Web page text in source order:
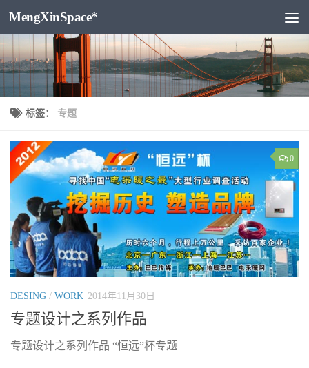
跳至内容
MengXinSpace*
标签： 专题
0
DESING / WORK 2014年11月30日
专题设计之系列作品
专题设计之系列作品 “恒远”杯专题